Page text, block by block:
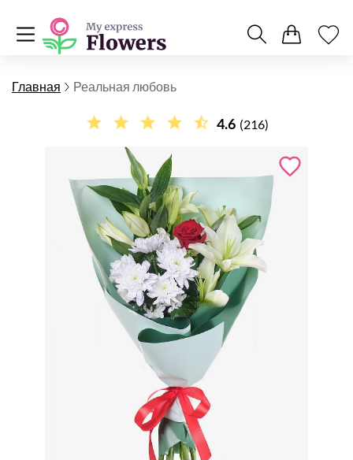
Главная Реальная любовь
4.6 (216)